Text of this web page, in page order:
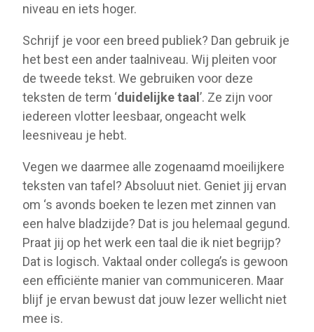
niveau en iets hoger.
Schrijf je voor een breed publiek? Dan gebruik je
het best een ander taalniveau. Wij pleiten voor
de tweede tekst. We gebruiken voor deze
teksten de term ‘duidelijke taal’. Ze zijn voor
iedereen vlotter leesbaar, ongeacht welk
leesniveau je hebt.
Vegen we daarmee alle zogenaamd moeilijkere
teksten van tafel? Absoluut niet. Geniet jij ervan
om ‘s avonds boeken te lezen met zinnen van
een halve bladzijde? Dat is jou helemaal gegund.
Praat jij op het werk een taal die ik niet begrijp?
Dat is logisch. Vaktaal onder collega’s is gewoon
een efficiënte manier van communiceren. Maar
blijf je ervan bewust dat jouw lezer wellicht niet
mee is.